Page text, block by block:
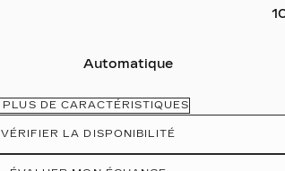
Automatique
PLUS DE CARACTÉRISTIQUES
VÉRIFIER LA DISPONIBILITÉ